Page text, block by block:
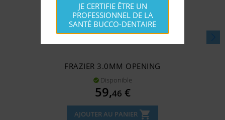
FRAZIER 3.0MM OPENING
 Disponible
Prix
59,46 €
AJOUTER AU PANIER shopping_cart
JE CERTIFIE ÊTRE UN
PROFESSIONNEL DE LA
SANTÉ BUCCO-DENTAIRE